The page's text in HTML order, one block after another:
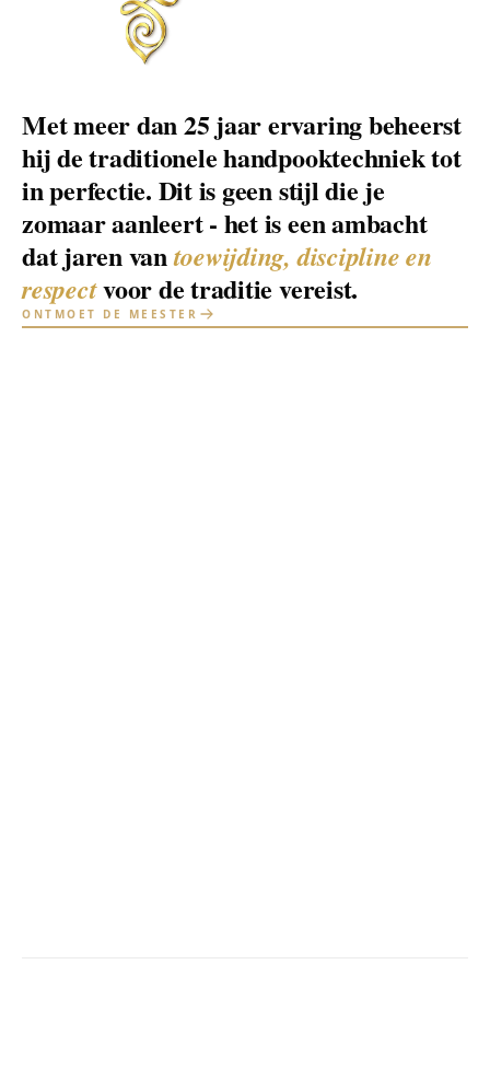
Met meer dan 25 jaar ervaring beheerst
hij de traditionele handpooktechniek tot
in perfectie. Dit is geen stijl die je
zomaar aanleert - het is een ambacht
dat jaren vantoewijding, discipline en
respectvoor de traditie vereist.
ONTMOET DE MEESTER